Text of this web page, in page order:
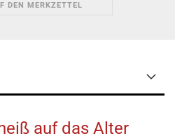
DEN MERKZETTEL
auf das Alter